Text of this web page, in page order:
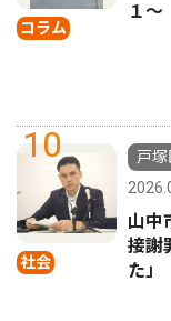
コラム
１
10
社会
戸
山中
接謝
た」